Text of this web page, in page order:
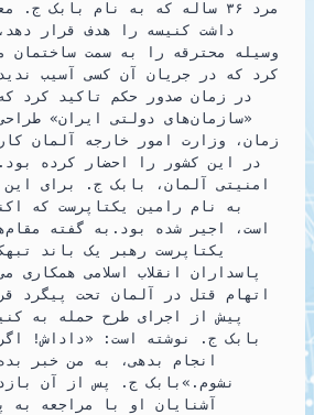
مرد ۳۶ ساله که به نام بابک
داشت کنیسه را هدف قرار
وسیله محترقه را به سمت ساختمان
کرد که در جریان آن کسی آسیب
در زمان صدور حکم تاکید کرد
«سازمان‌های دولتی ایران»
زمان، وزارت امور خارجه آلمان
در این کشور را احضار کرده
امنیتی آلمان، بابک ج. برای
به نام رامین یکتاپرست که
است، اجیر شده بود.به گفته
یکتاپرست رهبر یک باند
پاسداران انقلاب اسلامی همکاری
اتهام قتل در آلمان تحت پیگرد
پیش از اجرای طرح حمله به
بابک ج. نوشته است: «داداش!
انجام بدهی، به من خبر
نشوم.»بابک ج. پس از آن
آشنایان او با مراجعه به